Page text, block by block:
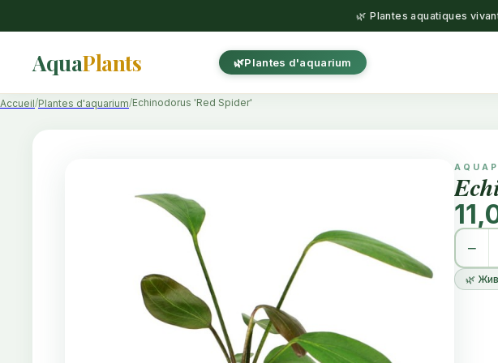
🌿 Plantes aquatiques
AquaPlants Plantes d'aquarium
Accueil Plantes d'aquarium Echinodorus 'Red Spider'
−
🌿